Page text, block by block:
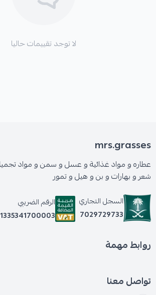
لا توجد تقييمات حاليا
mrs.grasses
عطاره و مواد غذائية و عسل و سمن و مواد
شعر و بهارات و بن و هيل و تمور
السجل التجاري
7029729733
الرقم الضريبي
روابط مهمة
تواصل معنا